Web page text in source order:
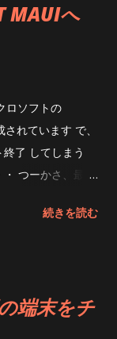
トファイルを 自
.svg"
りあえず
こんなもんよね
を書き換
13 ...
MAUIへ
ロソフトの
れています で、
了 してしまう
つーかさ、最初
、 今になって、
していて えるい
ているはずだっ
続きを読む
端末をチ